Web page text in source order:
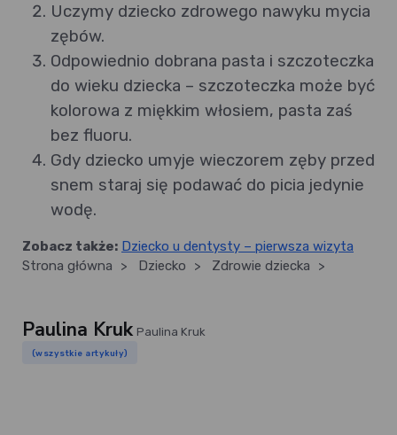
Uczymy dziecko zdrowego nawyku mycia
zębów.
Odpowiednio dobrana pasta i szczoteczka
do wieku dziecka – szczoteczka może być
kolorowa z miękkim włosiem, pasta zaś
bez fluoru.
Gdy dziecko umyje wieczorem zęby przed
snem staraj się podawać do picia jedynie
wodę.
Zobacz także: Dziecko u dentysty – pierwsza wizyta
Strona główna
> Dziecko > Zdrowie dziecka >
Paulina Kruk Paulina Kruk
(wszystkie artykuły)